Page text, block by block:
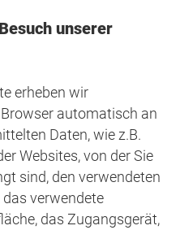
unserer
erheben wir
automatisch an
Daten, wie z.B.
Websites, von der Sie
sind, den verwendeten
verwendete
das Zugangsgerät,